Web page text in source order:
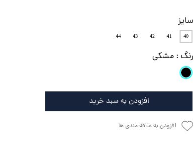
سایز
40
41
42
43
44
رنگ: مشکی
افزودن به سبد خرید
افزودن به علاقه مندی ها